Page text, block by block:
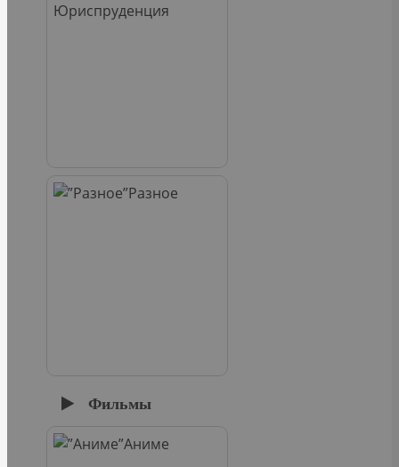
Юриспруденция
Разное
Фильмы
Аниме